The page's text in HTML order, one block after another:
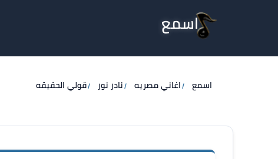
اسمع
اسمع اغاني مصريه نادر نور قولي الحقيقه